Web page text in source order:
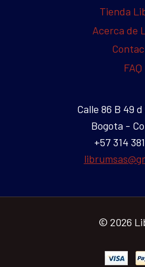
Tienda
Acerca de
FAQ
Calle 86 B 49
Bogota -
+57 314
© 2026